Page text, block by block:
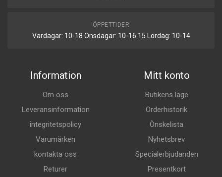
ÖPPETTIDER
Vardagar: 10-18 Onsdagar: 10-16:15 Lördag: 10-14
Information
Om oss
Leveransinformation
integritetspolicy
Varumärken
kontakta oss
Returer
Mitt konto
Butikens läge
Orderhistorik
Önskelista
Nyhetsbrev
Specialerbjudanden
Presentkort